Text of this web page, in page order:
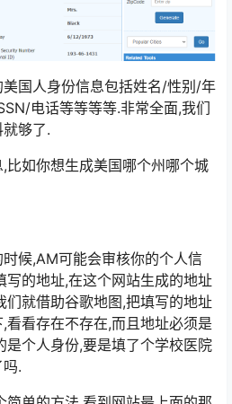
国人身份信息包括姓名/性别/年
电话等等等等.非常全面,我们
够了.
比如你想生成美国哪个州哪个城
候,AM可能会审核你的个人信
写的地址,在这个网站生成的地址
们就借助谷歌地图,把填写的地址
看看存在不存在,而且地址必须是
是个人身份,要是填了个学校医院
.